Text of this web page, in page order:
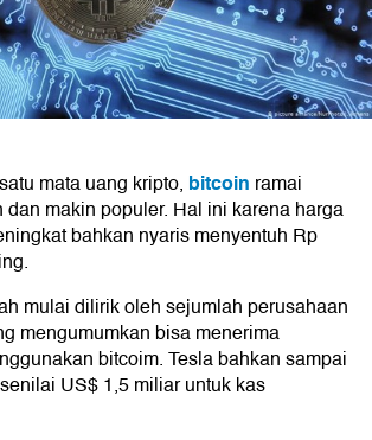
mata uang kripto, bitcoin ramai
makin populer. Hal ini karena harga
bahkan nyaris menyentuh Rp
mulai dilirik oleh sejumlah perusahaan
mengumumkan bisa menerima
bitcoim. Tesla bahkan sampai
US$ 1,5 miliar untuk kas